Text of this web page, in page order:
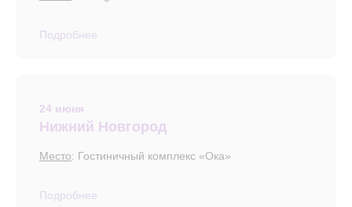
Подробнее
24 июня
Нижний Новгород
Место: Гостиничный комплекс «Ока»
Подробнее